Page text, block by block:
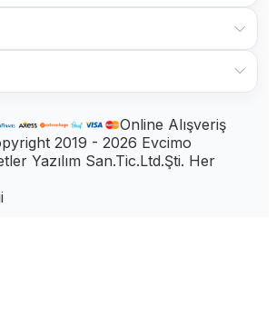
Online Alışveriş
2019 - 2026 Evcimo
Yazılım San.Tic.Ltd.Şti. Her